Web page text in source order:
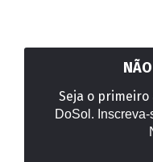
Seja o primeiro
DoSol.